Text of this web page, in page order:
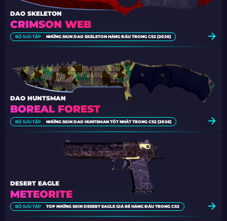
CRIMSON WEB
DAO SKELETON
BỘ SƯU TẬP NHỮNG SKIN DAO SKELETON HÀNG ĐẦU TRONG CS2 [2026]
BOREAL FOREST
DAO HUNTSMAN
BỘ SƯU TẬP NHỮNG SKIN DAO HUNTSMAN TỐT NHẤT TRONG CS2 [2026]
METEORITE
DESERT EAGLE
BỘ SƯU TẬP TOP NHỮNG SKIN DESERT EAGLE GIÁ RẺ HÀNG ĐẦU TRONG CS2